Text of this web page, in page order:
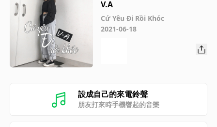
V.A
Cứ Yêu Đi Rồi Khóc
2021-06-18
設成自己的來電鈴聲
朋友打來時手機響起的音樂